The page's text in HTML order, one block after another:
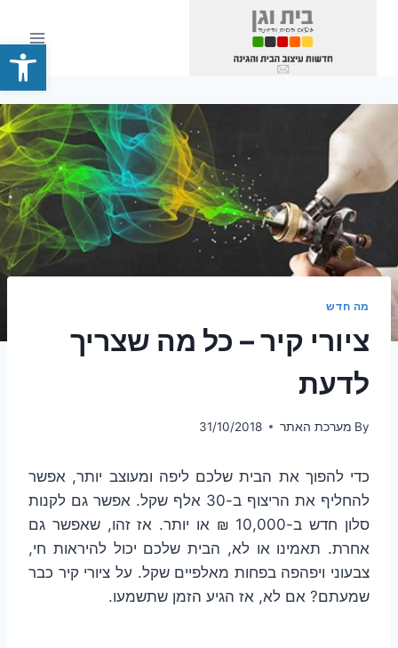
פתח
מה חדש
ציורי קיר – כל מה שצריך
לדעת
By מערכת האתר 31/10/2018
כדי להפוך את הבית שלכם ליפה ומעוצב יותר, אפשר
להחליף את הריצוף ב-30 אלף שקל. אפשר גם לקנות
סלון חדש ב-10,000 ₪ או יותר. אז זהו, שאפשר גם
אחרת. תאמינו או לא, הבית שלכם יכול להיראות חי,
צבעוני ויפהפה בפחות מאלפיים שקל. על ציורי קיר כבר
שמעתם? אם לא, אז הגיע הזמן שתשמעו.